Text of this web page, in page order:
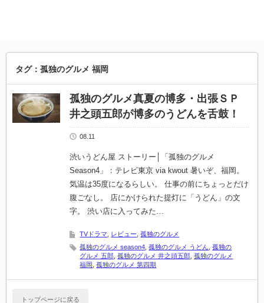
タグ：孤独のグルメ 福岡
孤独のグルメ真夏の博多・出張ＳＰ
井之頭五郎が博多のうどんを舌鼓！
08.11
渋いうどん屋 ストーリー│「孤独のグルメ
Season4」：テレビ東京 via kwout 暑いぞ、福岡。
気温は35度になるらしい。 仕事の前にちょっとだけ
腹ごなし。 店にかけられた提灯に「うどん」の文
字。 渋い店に入ってみた…
TVドラマ レビュー ,孤独のグルメ
孤独のグルメ season4 ,孤独のグルメ うどん ,孤独の
グルメ 五郎 ,孤独のグルメ 井之頭五郎 ,孤独のグルメ
福岡 ,孤独のグルメ 第四期
トップページに戻る